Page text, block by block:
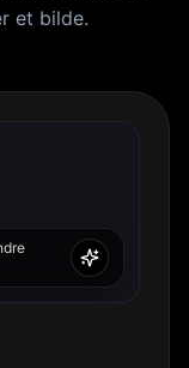
et bilde.